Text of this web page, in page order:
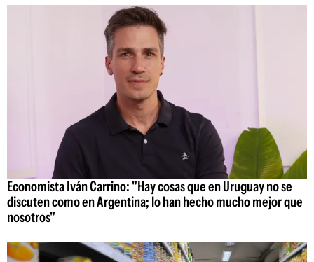
Economista Iván Carrino: "Hay cosas que en Uruguay no se
discuten como en Argentina; lo han hecho mucho mejor que
nosotros"